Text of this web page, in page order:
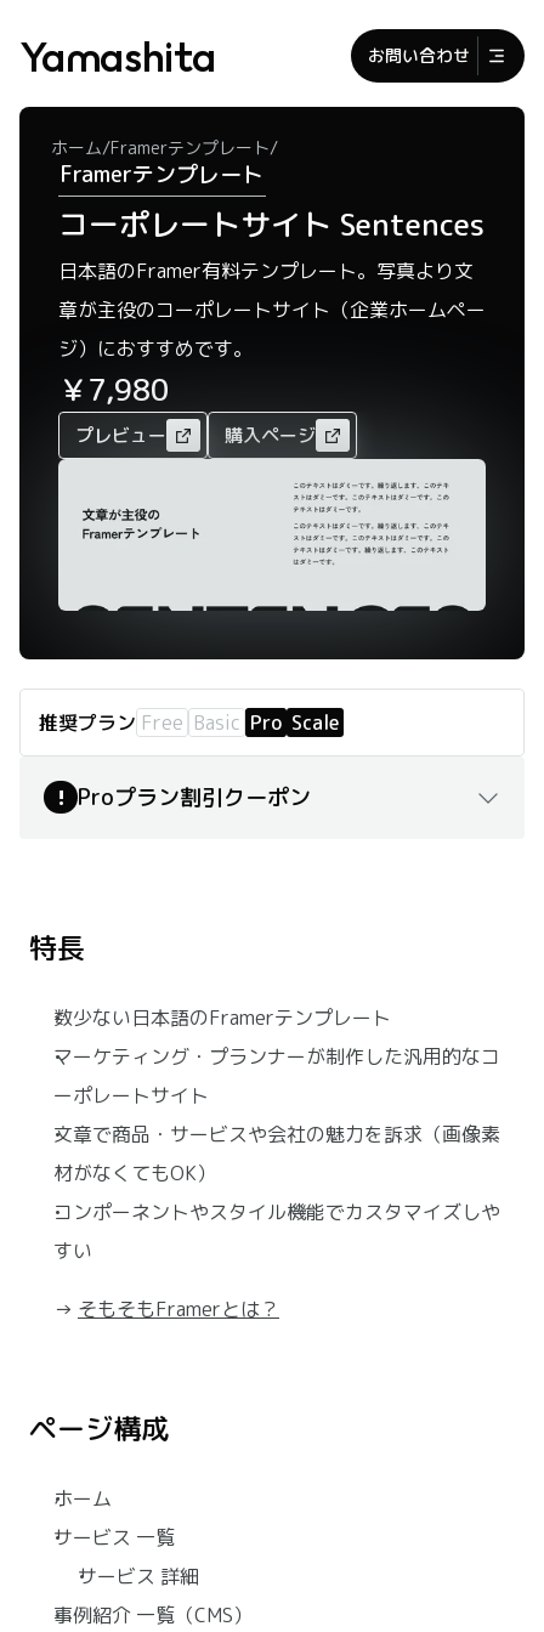
Yamashita お問い合わせ
ホーム/Framerテンプレート/
Framerテンプレート
コーポレートサイト Sentences
日本語のFramer有料テンプレート。写真より文
章が主役のコーポレートサイト（企業ホームペー
ジ）におすすめです。
￥7,980
プレビュー 購入ページ
推奨プラン Free Basic Pro Scale
! Proプラン割引クーポン
特長
数少ない日本語のFramerテンプレート
マーケティング・プランナーが制作した汎用的なコ
ーポレートサイト
文章で商品・サービスや会社の魅力を訴求（画像素
材がなくてもOK）
コンポーネントやスタイル機能でカスタマイズしや
すい
→ そもそもFramerとは？
ページ構成
ホーム
サービス 一覧
サービス 詳細
事例紹介 一覧（CMS）